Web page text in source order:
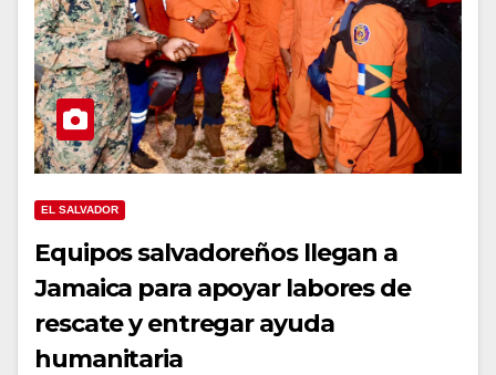
EL SALVADOR
Equipos salvadoreños llegan a
Jamaica para apoyar labores de
rescate y entregar ayuda
humanitaria